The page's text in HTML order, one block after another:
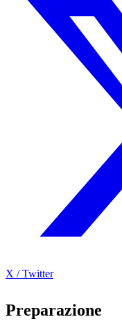
X / Twitter
Preparazione